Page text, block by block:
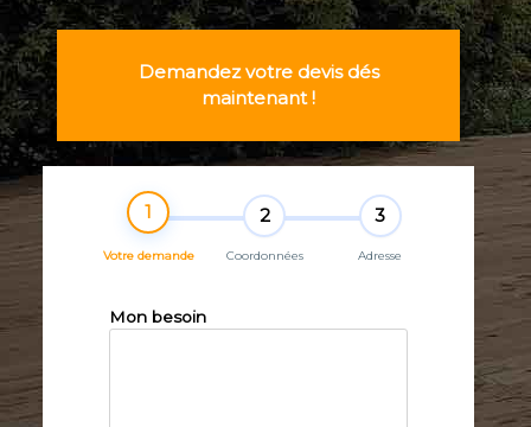
Demandez votre devis dés
maintenant !
1
Votre demande
2
Coordonnées
3
Adresse
Mon besoin